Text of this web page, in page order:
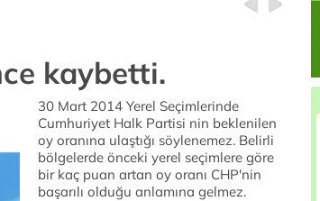
kaybetti.
30 Mart 2014 Yerel Seçimlerinde
Cumhuriyet Halk Partisi nin beklenilen
oy oranına ulaştığı söylenemez. Belirli
bölgelerde önceki yerel seçimlere göre
bir kaç puan artan oy oranı CHP'nin
başarılı olduğu anlamına gelmez.